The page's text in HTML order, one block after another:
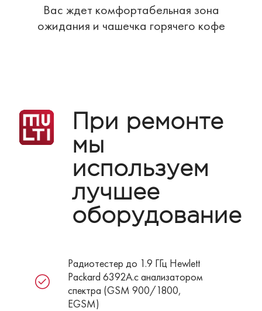
Вас ждет комфортабельная зона
ожидания и чашечка горячего кофе
При ремонте
мы
используем
лучшее
оборудование
Радиотестер до 1.9 ГГц Hewlett
Packard 6392A.с анализатором
спектра (GSM 900/1800,
EGSM)